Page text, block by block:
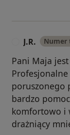
J.R. Numer
Pani Maja
poruszonego
bardzo
komfortowo i
drażniący